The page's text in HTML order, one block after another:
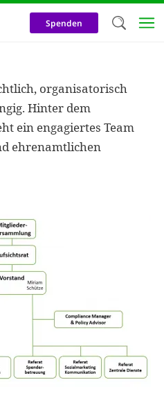
Spenden
organisatorisch
Hinter dem
ein engagiertes Team
ehrenamtlichen
Wir